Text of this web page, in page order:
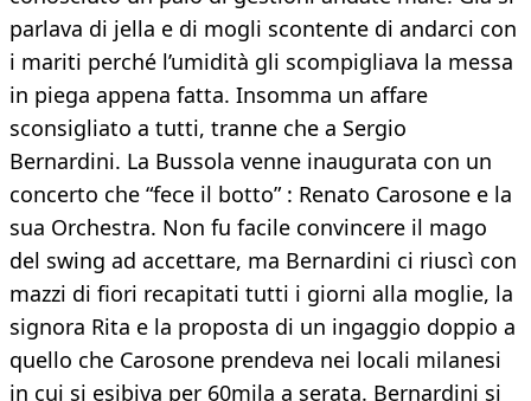
parlava di jella e di mogli scontente di andarci con
i mariti perché l’umidità gli scompigliava la messa
in piega appena fatta. Insomma un affare
sconsigliato a tutti, tranne che a Sergio
Bernardini. La Bussola venne inaugurata con un
concerto che “fece il botto” : Renato Carosone e la
sua Orchestra. Non fu facile convincere il mago
del swing ad accettare, ma Bernardini ci riuscì con
mazzi di fiori recapitati tutti i giorni alla moglie, la
signora Rita e la proposta di un ingaggio doppio a
quello che Carosone prendeva nei locali milanesi
in cui si esibiva per 60mila a serata. Bernardini si